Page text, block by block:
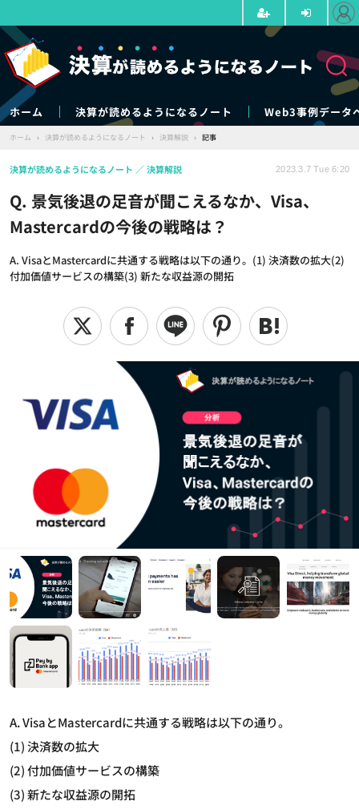
ホーム 決算が読めるようになるノート Web3事例データ
ホーム › 決算が読めるようになるノート › 決算解説 › 記事
Q. 景気後退の足音が聞こえるなか、Visa、
Mastercardの今後の戦略は？
A. VisaとMastercardに共通する戦略は以下の通り。(1) 決済数の拡大(2)
付加価値サービスの構築(3) 新たな収益源の開拓
決算が読めるようになるノート 決算解説 2023.3.7 Tue 6:20
A. VisaとMastercardに共通する戦略は以下の通り。
(1) 決済数の拡大
(2) 付加価値サービスの構築
(3) 新たな収益源の開拓